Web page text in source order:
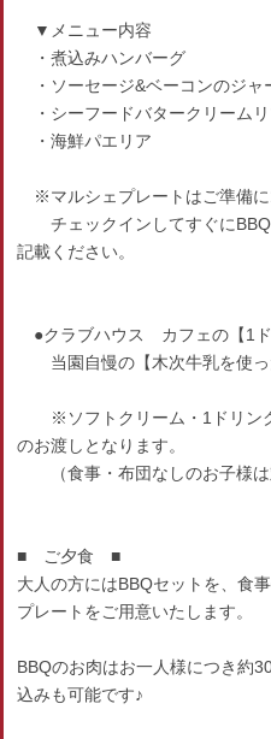
▼メニュー内容
・煮込みハンバーグ
・ソーセージ&ベーコンのジャ
・シーフードバタークリームリ
・海鮮パエリア
※マルシェプレートはご準備に
チェックインしてすぐにBBQ
記載ください。
●クラブハウス カフェの【1ド
当園自慢の【木次牛乳を使っ
※ソフトクリーム・1ドリン
のお渡しとなります。
（食事・布団なしのお子様は
■ ご夕食 ■
大人の方にはBBQセットを、食
プレートをご用意いたします。
BBQのお肉はお一人様につき約
込みも可能です♪